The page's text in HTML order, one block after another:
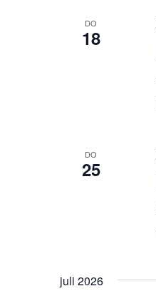
DO
18
DO
25
juli 2026